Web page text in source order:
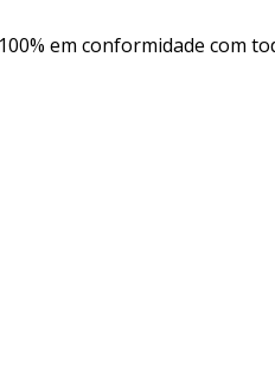
em conformidade com